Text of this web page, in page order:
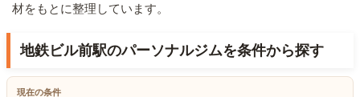
材をもとに整理しています。
地鉄ビル前駅のパーソナルジムを条件から探す
現在の条件